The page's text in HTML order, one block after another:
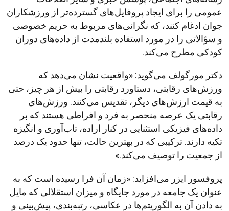
عمومی را برای ایجاد پروفایل‌های گسترده‌تر از ورزشکاران
جوان ادغام کنند، که نگرانی‌های مربوط به حریم خصوصی
و سؤالاتی را در مورد استفاده بلندمدت از داده‌های دوران
کودکی مطرح می‌کند.
دکتر مورگولف می‌گوید: «واقعیت نشان می‌دهد که
ورزش‌های رقابتی، دستاورد رقابتی را بیش از هر چیز، حتی
به قیمت ارزش‌های دیگر، تقدیس می‌کنند. ورزش‌های
رقابتی یک عرصه منحصر به فرد و افراطی هستند که بر
داده‌های فیزیکی استثنایی در کنار اراده، تاب‌آوری و انگیزه
تکیه دارند. ترکیبی که در بهترین حالت، تنها حدود یک درصد
از جمعیت را توصیف می‌کند.»
پروفسور ایزر می‌افزاید: «زمان آن فرا رسیده است که به
عنوان یک جامعه در مورد جایگاه و میزان استقلالی که مایل
به دادن آن به الگوریتم‌ها در عکاسی، رتبه‌بندی، پیش‌بینی و